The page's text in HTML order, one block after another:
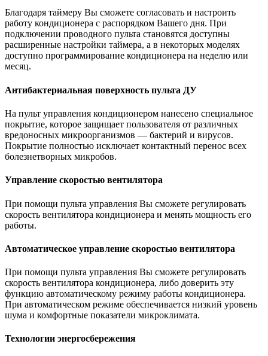
Благодаря таймеру Вы сможете согласовать и настроить
работу кондиционера с распорядком Вашего дня. При
подключении проводного пульта становятся доступны
расширенные настройки таймера, а в некоторых моделях
доступно программирование кондиционера на неделю или
месяц.
Антибактериальная поверхность пульта ДУ
На пульт управления кондиционером нанесено специальное
покрытие, которое защищает пользователя от различных
вредоносных микроорганизмов — бактерий и вирусов.
Покрытие полностью исключает контактный перенос всех
болезнетворных микробов.
Управление скоростью вентилятора
При помощи пульта управления Вы сможете регулировать
скорость вентилятора кондиционера и менять мощность его
работы.
Автоматическое управление скоростью вентилятора
При помощи пульта управления Вы сможете регулировать
скорость вентилятора кондиционера, либо доверить эту
функцию автоматическому режиму работы кондиционера.
При автоматическом режиме обеспечивается низкий уровень
шума и комфортные показатели микроклимата.
Технологии энергосбережения